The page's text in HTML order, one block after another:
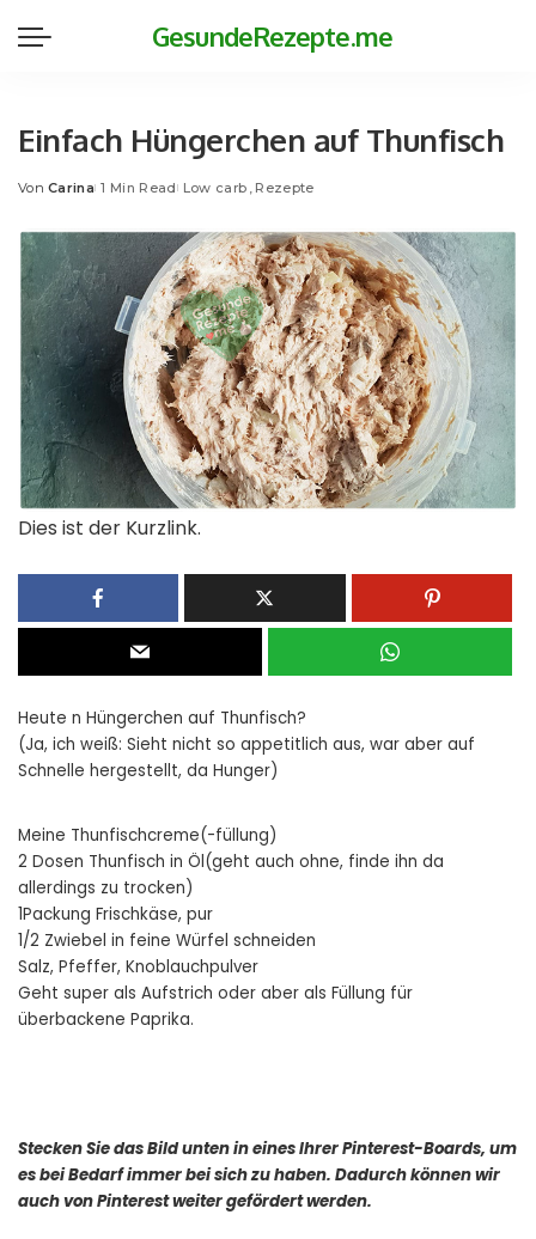
GesundeRezepte.me
Einfach Hüngerchen auf Thunfisch
Posted
Von Carina 1 Min Read Low carb Rezepte
Dies ist der Kurzlink.
Heute n Hüngerchen auf Thunfisch?
(Ja, ich weiß: Sieht nicht so appetitlich aus, war aber auf
Schnelle hergestellt, da Hunger)
Meine Thunfischcreme(-füllung)
2 Dosen Thunfisch in Öl(geht auch ohne, finde ihn da
allerdings zu trocken)
1Packung Frischkäse, pur
1/2 Zwiebel in feine Würfel schneiden
Salz, Pfeffer, Knoblauchpulver
Geht super als Aufstrich oder aber als Füllung für
überbackene Paprika.
Stecken Sie das Bild unten in eines Ihrer Pinterest-Boards, um
es bei Bedarf immer bei sich zu haben. Dadurch können wir
auch von Pinterest weiter gefördert werden.